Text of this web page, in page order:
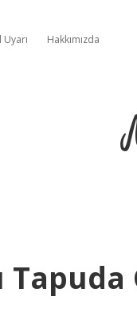
Uyarı Hakkımızda